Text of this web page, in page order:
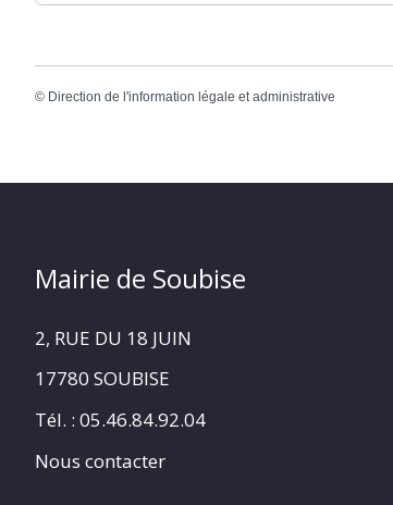
© Direction de l'information légale et administrative
Mairie de Soubise
2, RUE DU 18 JUIN
17780 SOUBISE
Tél. : 05.46.84.92.04
Nous contacter